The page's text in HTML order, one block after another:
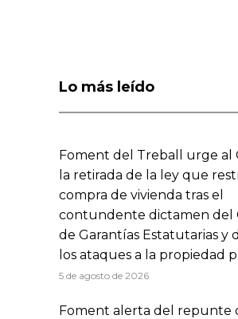
Lo más leído
Foment del Treball urge al
la retirada de la ley que
compra de vivienda tras el
contundente dictamen del
de Garantías Estatutarias y
los ataques a la propiedad
5 de agosto de 2026
Foment alerta del repunte